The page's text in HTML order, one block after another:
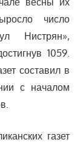
число
Нистрян»,
1059.
составил в
с началом
газет